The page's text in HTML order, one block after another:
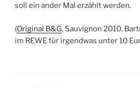
soll ein ander Mal erzählt werden.
(Original B&G, Sauvignon 2010,
im REWE für irgendwas unter 10